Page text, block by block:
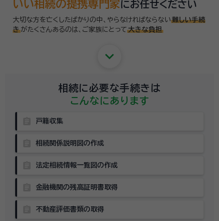
いい相続の提携専門家にお任せください
大切な方を亡くしたばかりの中、やらなければならない 難しい手続
き がたくさんあるのは、 ご家族にとって 大きな負担
keyboard_arrow_down
相続に必要な手続きは
こんなにあります
戸籍収集
相続関係説明図の作成
法定相続情報一覧図の作成
金融機関の残高証明書取得
不動産評価書類の取得